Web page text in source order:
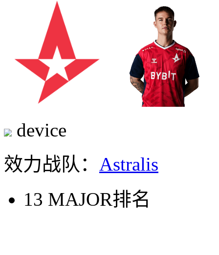
device
效力战队： Astralis
13 MAJOR排名